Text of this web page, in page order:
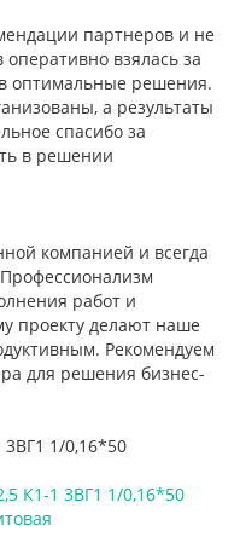
партнеров и не
взялась за
оптимальные решения.
а результаты
спасибо за
в решении
компанией и всегда
работ и
проекту делают наше
Рекомендуем
для решения бизнес-
3ВГ1 1/0,16*50